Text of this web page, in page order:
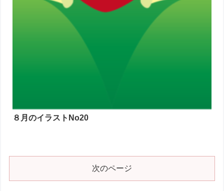
８月のイラストNo20
次のページ